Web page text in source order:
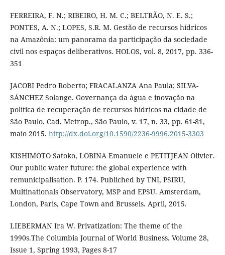
FERREIRA, F. N.; RIBEIRO, H. M. C.; BELTRÃO, N. E. S.;
PONTES, A. N.; LOPES, S.R. M. Gestão de recursos hídricos
na Amazônia: um panorama da participação da sociedade
civil nos espaços deliberativos. HOLOS, vol. 8, 2017, pp. 336-
351
JACOBI Pedro Roberto; FRACALANZA Ana Paula; SILVA-
SÁNCHEZ Solange. Governança da água e inovação na
política de recuperação de recursos hídricos na cidade de
São Paulo. Cad. Metrop., São Paulo, v. 17, n. 33, pp. 61-81,
maio 2015. http://dx.doi.org/10.1590/2236-9996.2015-3303
KISHIMOTO Satoko, LOBINA Emanuele e PETITJEAN Olivier.
Our public water future: the global experience with
remunicipalisation. P. 174. Publiched by TNI, PSIRU,
Multinationals Observatory, MSP and EPSU. Amsterdam,
London, Paris, Cape Town and Brussels. April, 2015.
LIEBERMAN Ira W. Privatization: The theme of the
1990s.The Columbia Journal of World Business. Volume 28,
Issue 1, Spring 1993, Pages 8-17